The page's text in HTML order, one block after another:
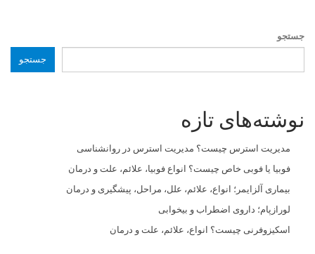
جستجو
جستجو
نوشته‌های تازه
مدیریت استرس چیست؟ مدیریت استرس در روانشناسی
فوبیا یا فوبی خاص چیست؟ انواع فوبیا، علائم، علت و درمان
بیماری آلزایمر؛ انواع، علائم، علل، مراحل، پیشگیری و درمان
لورازپام؛ داروی اضطراب و بیخوابی
اسکیزوفرنی چیست؟ انواع، علائم، علت و درمان